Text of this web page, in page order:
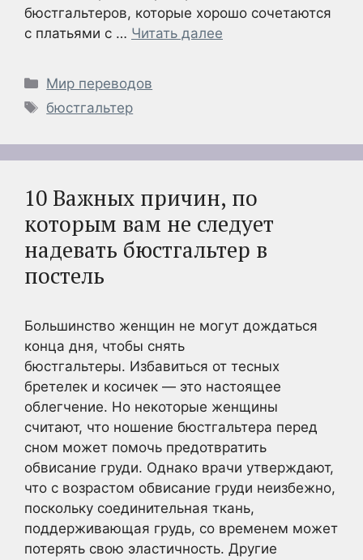
бюстгальтеров, которые хорошо сочетаются
с платьями с … Читать далее
Рубрики
Мир переводов
Метки
бюстгальтер
10 Важных причин, по
которым вам не следует
надевать бюстгальтер в
постель
Большинство женщин не могут дождаться
конца дня, чтобы снять
бюстгальтеры. Избавиться от тесных
бретелек и косичек — это настоящее
облегчение. Но некоторые женщины
считают, что ношение бюстгальтера перед
сном может помочь предотвратить
обвисание груди. Однако врачи утверждают,
что с возрастом обвисание груди неизбежно,
поскольку соединительная ткань,
поддерживающая грудь, со временем может
потерять свою эластичность. Другие